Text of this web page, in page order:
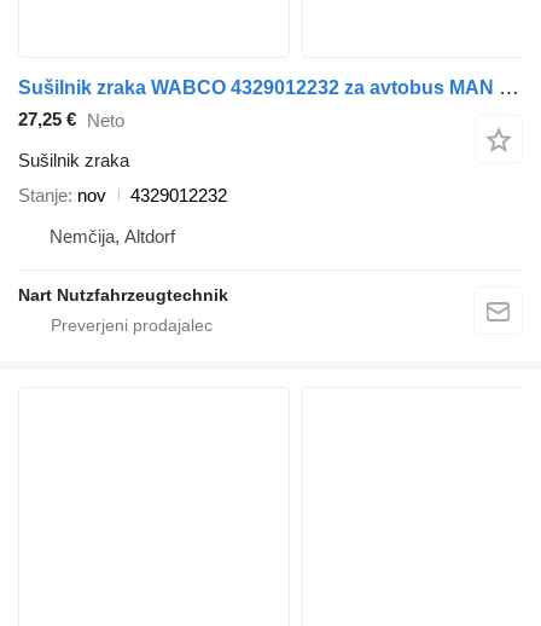
Sušilnik zraka WABCO 4329012232 za avtobus MAN DAF EvoBus Iveco
27,25 € Neto
Sušilnik zraka
Stanje nov
4329012232
Nemčija, Altdorf
Nart Nutzfahrzeugtechnik